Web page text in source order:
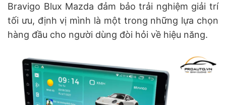
Bravigo Blux Mazda đảm bảo trải nghiệm giải trí
tối ưu, định vị mình là một trong những lựa chọn
hàng đầu cho người dùng đòi hỏi về hiệu năng.